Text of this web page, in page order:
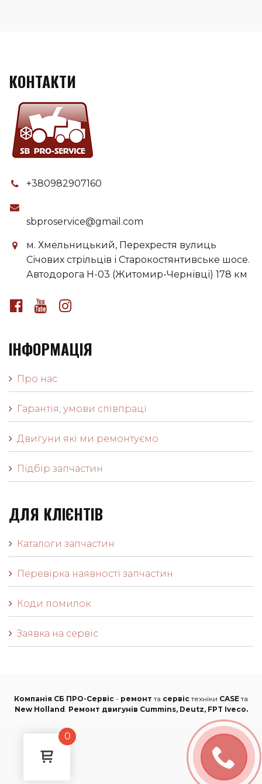
КОНТАКТИ
+380982907160
sbproservice@gmail.com
м. Хмельницький, Перехрестя вулиць
Січових стрільців і Старокостянтивське шосе.
Автодорога H-03 (Житомир-Чернівці) 178 км
ІНФОРМАЦІЯ
Про нас
Гарантія, умови співпраці
Двигуни які ми ремонтуємо
Підбір запчастин
ДЛЯ КЛІЄНТІВ
Каталоги запчастин
Перевірка наявності запчастин
Коди помилок
Заявка на сервіс
Компанія СБ ПРО-Сервіс - ремонт та сервістехніки CASEта
New Holland. Ремонт двигунів Cummins, Deutz, FPT Iveco.
0